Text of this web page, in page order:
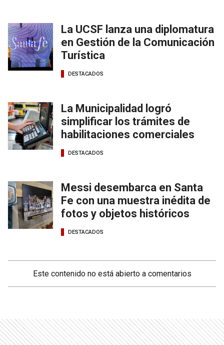
La UCSF lanza una diplomatura
en Gestión de la Comunicación
Turística
DESTACADOS
La Municipalidad logró
simplificar los trámites de
habilitaciones comerciales
DESTACADOS
Messi desembarca en Santa
Fe con una muestra inédita de
fotos y objetos históricos
DESTACADOS
Este contenido no está abierto a comentarios